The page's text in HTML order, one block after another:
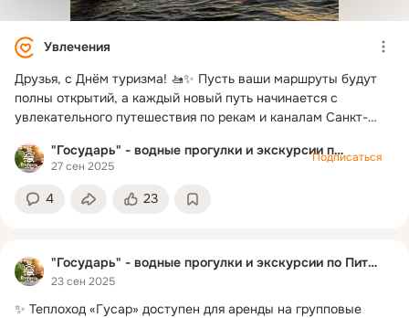
Увлечения
Друзья, с Днём туризма! 🚤✨ Пусть ваши маршруты будут
полны открытий, а каждый новый путь начинается с
увлекательного путешествия по рекам и каналам Санкт-
новым впечатлениям, а каждый рейс дарит радость и
вдохновение!
"Государь" - водные прогулки и экскурсии по Питеру
27 сен 2025
Подписаться
4 23
"Государь" - водные прогулки и экскурсии по Питеру
23 сен 2025
✨ Теплоход «Гусар» доступен для аренды на групповые